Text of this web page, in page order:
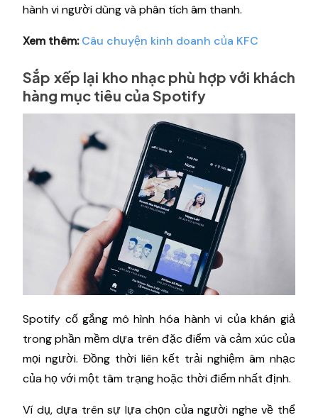
hành vi người dùng và phân tích âm thanh.
Xem thêm: Câu chuyện kinh doanh của KFC
Sắp xếp lại kho nhạc phù hợp với khách
hàng mục tiêu của Spotify
Spotify cố gắng mô hình hóa hành vi của khán giả
trong phần mềm dựa trên đặc điểm và cảm xúc của
mọi người. Đồng thời liên kết trải nghiệm âm nhạc
của họ với một tâm trạng hoặc thời điểm nhất định.
Ví dụ, dựa trên sự lựa chọn của người nghe về thể